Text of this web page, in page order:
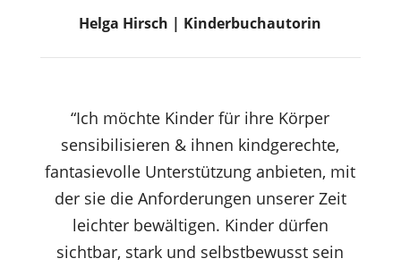
Helga Hirsch | Kinderbuchautorin
“Ich möchte Kinder für ihre Körper
sensibilisieren & ihnen kindgerechte,
fantasievolle Unterstützung anbieten, mit
der sie die Anforderungen unserer Zeit
leichter bewältigen. Kinder dürfen
sichtbar, stark und selbstbewusst sein